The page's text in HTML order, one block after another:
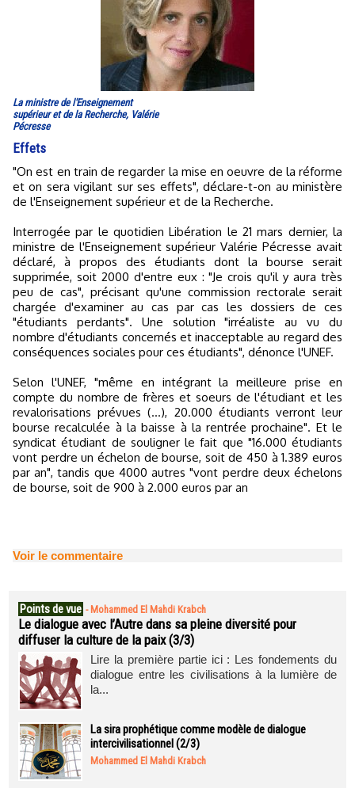
La ministre de l'Enseignement
supérieur et de la Recherche, Valérie
Pécresse
Effets
"On est en train de regarder la mise en oeuvre de la réforme
et on sera vigilant sur ses effets", déclare-t-on au ministère
de l'Enseignement supérieur et de la Recherche.
Interrogée par le quotidien Libération le 21 mars dernier, la
ministre de l'Enseignement supérieur Valérie Pécresse avait
déclaré, à propos des étudiants dont la bourse serait
supprimée, soit 2000 d'entre eux : "Je crois qu'il y aura très
peu de cas", précisant qu'une commission rectorale serait
chargée d'examiner au cas par cas les dossiers de ces
"étudiants perdants". Une solution "irréaliste au vu du
nombre d'étudiants concernés et inacceptable au regard des
conséquences sociales pour ces étudiants", dénonce l'UNEF.
Selon l'UNEF, "même en intégrant la meilleure prise en
compte du nombre de frères et soeurs de l'étudiant et les
revalorisations prévues (...), 20.000 étudiants verront leur
bourse recalculée à la baisse à la rentrée prochaine". Et le
syndicat étudiant de souligner le fait que "16.000 étudiants
vont perdre un échelon de bourse, soit de 450 à 1.389 euros
par an", tandis que 4000 autres "vont perdre deux échelons
de bourse, soit de 900 à 2.000 euros par an
Voir le commentaire
Points de vue - Mohammed El Mahdi Krabch
Le dialogue avec l’Autre dans sa pleine diversité pour
diffuser la culture de la paix (3/3)
Lire la première partie ici : Les fondements du
dialogue entre les civilisations à la lumière de
la...
La sira prophétique comme modèle de dialogue
intercivilisationnel (2/3)
Mohammed El Mahdi Krabch